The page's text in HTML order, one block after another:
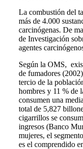
La combustión del
más de 4.000
carcinógenas. De
de Investigación
agentes
Según la OMS,
de fumadores
tercio de la
hombres y 11 % de
consumen una
total de 5,827
cigarrillos se
ingresos (Banco
mujeres, el
es el comprendido